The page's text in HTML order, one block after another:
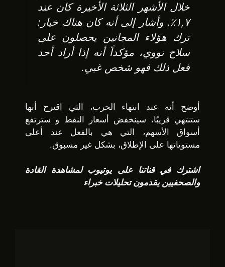
خلال الأشهر الثلاثة الأخيرة كان عند
١,٧٪. وأشار إلى أنه كان هناك خيار:
ترك هؤلاء المجانين يحصلون على
سلاح نووي، مؤكداً أنه إذا أراد أحد
فعل ذلك فهو شخص غبي.
أوضح أنه عند انتهاء الحرب، التي اقترح أنها
ستنتهي قريبًا، سينخفض أسعار النفط و سترتفع
أسواق الأسهم، التي هي بالفعل عند أعلى
مستوياتها على الإطلاق، بشكل غير مسبوق.
اشترك في قناتنا على يوتيوب لمشاهدة القادة
والصحفيين يقدمون تحليلات خبراء